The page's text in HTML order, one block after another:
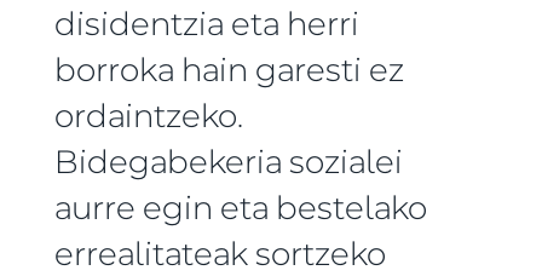
disidentzia eta herri
borroka hain garesti ez
ordaintzeko.
Bidegabekeria sozialei
aurre egin eta bestelako
errealitateak sortzeko